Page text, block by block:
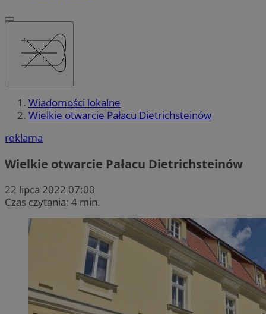
Wiadomości lokalne
Wielkie otwarcie Pałacu Dietrichsteinów
reklama
Wielkie otwarcie Pałacu Dietrichsteinów
22 lipca 2022 07:00
Czas czytania: 4 min.